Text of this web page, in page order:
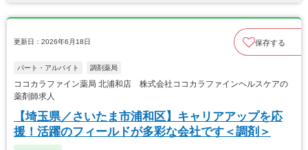
更新日：2026年6月18日 保存する
パート・アルバイト 調剤薬局
ココカラファイン薬局 北浦和店 株式会社ココカラファインヘルスケアの
薬剤師求人
【埼玉県／さいたま市浦和区】キャリアアップを応
援！活躍のフィールドが多彩な会社です＜調剤＞